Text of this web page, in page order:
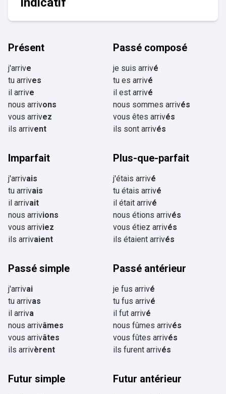
Présent
j'arrive
tu arrives
il arrive
nous arrivons
vous arrivez
ils arrivent
Passé composé
je suis arrivé
tu es arrivé
il est arrivé
nous sommes arrivés
vous êtes arrivés
ils sont arrivés
Imparfait
j'arrivais
tu arrivais
il arrivait
nous arrivions
vous arriviez
ils arrivaient
Plus-que-parfait
j'étais arrivé
tu étais arrivé
il était arrivé
nous étions arrivés
vous étiez arrivés
ils étaient arrivés
Passé simple
j'arrivai
tu arrivas
il arriva
nous arrivâmes
vous arrivâtes
ils arrivèrent
Passé antérieur
je fus arrivé
tu fus arrivé
il fut arrivé
nous fûmes arrivés
vous fûtes arrivés
ils furent arrivés
Futur simple Futur antérieur